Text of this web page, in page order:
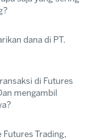
klik pengenalan –
Nikkei, dan Kospi)
CFH, AUD,
dana di PT.
di Futures
mengambil
Futures Trading,